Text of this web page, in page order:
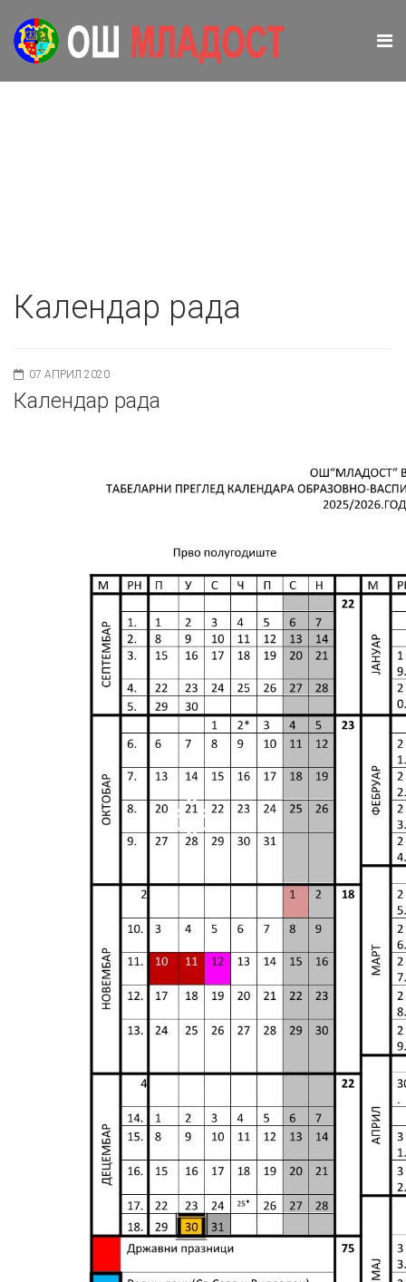
Календар рада
07 АПРИЛ 2020
Календар рада